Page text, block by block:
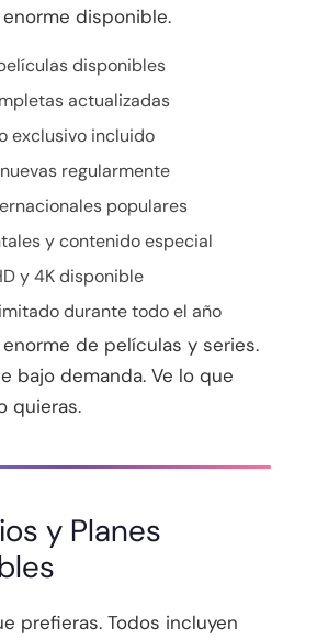
disponible.
disponibles
actualizadas
exclusivo incluido
regularmente
populares
y contenido especial
y 4K disponible
durante todo el año
de películas y series.
bajo demanda. Ve lo que
quieras.
y Planes
prefieras. Todos incluyen